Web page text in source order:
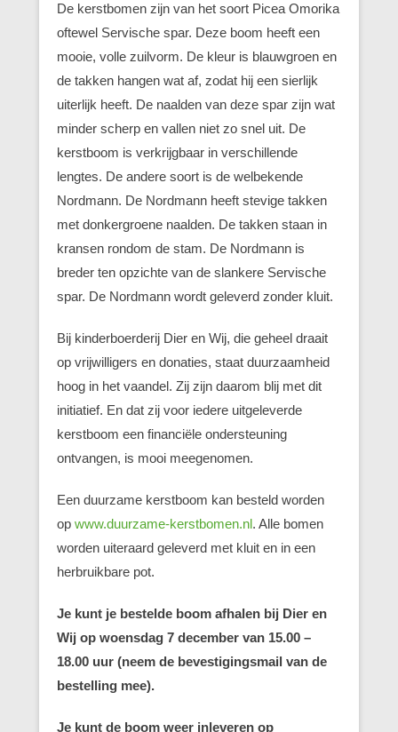
De kerstbomen zijn van het soort Picea Omorika
oftewel Servische spar. Deze boom heeft een
mooie, volle zuilvorm. De kleur is blauwgroen en
de takken hangen wat af, zodat hij een sierlijk
uiterlijk heeft. De naalden van deze spar zijn wat
minder scherp en vallen niet zo snel uit. De
kerstboom is verkrijgbaar in verschillende
lengtes. De andere soort is de welbekende
Nordmann. De Nordmann heeft stevige takken
met donkergroene naalden. De takken staan in
kransen rondom de stam. De Nordmann is
breder ten opzichte van de slankere Servische
spar. De Nordmann wordt geleverd zonder kluit.
Bij kinderboerderij Dier en Wij, die geheel draait
op vrijwilligers en donaties, staat duurzaamheid
hoog in het vaandel. Zij zijn daarom blij met dit
initiatief. En dat zij voor iedere uitgeleverde
kerstboom een financiële ondersteuning
ontvangen, is mooi meegenomen.
Een duurzame kerstboom kan besteld worden
op www.duurzame-kerstbomen.nl . Alle bomen
worden uiteraard geleverd met kluit en in een
herbruikbare pot.
Je kunt je bestelde boom afhalen bij Dier en
Wij op woensdag 7 december van 15.00 –
18.00 uur (neem de bevestigingsmail van de
bestelling mee).
Je kunt de boom weer inleveren op